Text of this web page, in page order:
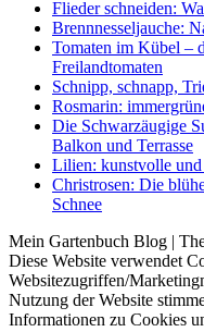
Flieder schneiden:
Brennnesseljauche:
Tomaten im Kübel –
Freilandtomaten
Schnipp, schnapp,
Rosmarin:
Die Schwarzäugige
Balkon und Terrasse
Lilien: kunstvolle
Christrosen: Die
Schnee
Mein Gartenbuch Blog |
Diese Website verwendet
Websitezugriffen/
Nutzung der Website
Informationen zu Cookies